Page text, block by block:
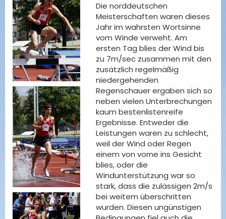
Die norddeutschen
Meisterschaften waren dieses
Jahr im wahrsten Wortsinne
vom Winde verweht. Am
ersten Tag blies der Wind bis
zu 7m/sec zusammen mit den
zusätzlich regelmäßig
niedergehenden
Regenschauer ergaben sich so
neben vielen Unterbrechungen
kaum bestenlistenreife
Ergebnisse. Entweder die
Leistungen waren zu schlecht,
weil der Wind oder Regen
einem von vorne ins Gesicht
blies, oder die
Windunterstützung war so
stark, dass die zulässigen 2m/s
bei weitem überschritten
wurden. Diesen ungünstigen